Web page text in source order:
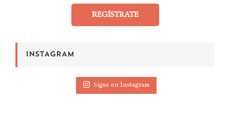
REGÍSTRATE
INSTAGRAM
Sigue en Instagram